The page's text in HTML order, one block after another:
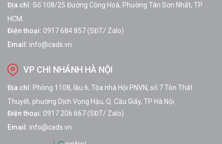
Địa chỉ: Số 108/25 Đường Cộng Hoà, Phường Tân Sơn Nhất, TP
HCM.
Điện thoại: 0917 684 857 (SĐT/ Zalo)
Email: info@cads.vn
VP CHI NHÁNH HÀ NỘI
Địa chỉ: Phòng 1108, lầu 6, Tòa nhà Hội PNVN, số 7 Tôn Thất
Thuyết, phường Dịch Vọng Hậu, Q. Cầu Giấy, TP Hà Nội.
Điện thoại: 0917 206 667 (SĐT/ Zalo)
Email: info@cads.vn